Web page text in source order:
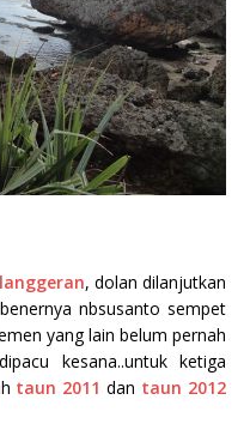
, dolan dilanjutkan
nbsusanto sempet
yang lain belum pernah
kesana..untuk ketiga
taun 2011 dan taun 2012